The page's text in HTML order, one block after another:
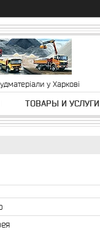
у Харкові
ТОВАРЫ И УСЛУГИ